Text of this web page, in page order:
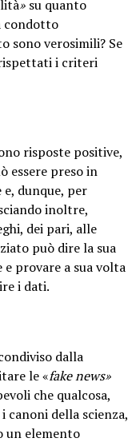
» su quanto
condotto
sono verosimili? Se
i criteri
risposte positive,
essere preso in
dunque, per
inoltre,
dei pari, alle
può dire la sua
provare a sua volta
i dati.
dalla
le «fake news»
che qualcosa,
della scienza,
un elemento